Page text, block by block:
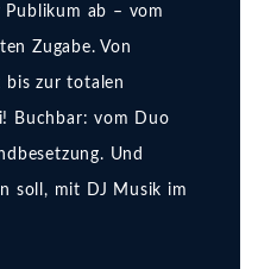
ab – vom
Zugabe. Von
bis zur totalen
Buchbar: vom Duo
Und
soll, mit DJ Musik im